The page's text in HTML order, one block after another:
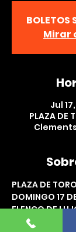
BOLETOS
Mirar
Jul
PLAZA DE
PLAZA DE
DOMINGO 17
ELENCO DE
CREYENTES